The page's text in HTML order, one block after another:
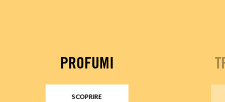
PROFUMI
SCOPRIRE